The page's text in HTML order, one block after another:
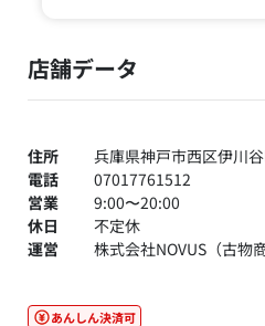
店舗データ
住所
兵庫県神戸市西区伊川
電話
07017761512
営業
9:00〜20:00
休日
不定休
運営
株式会社NOVUS（古物
あんしん決済可